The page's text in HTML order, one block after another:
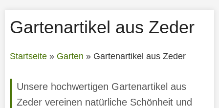
Gartenartikel aus Zeder
Startseite» Garten » Gartenartikel aus Zeder
Unsere hochwertigen Gartenartikel aus
Zeder vereinen natürliche Schönheit und